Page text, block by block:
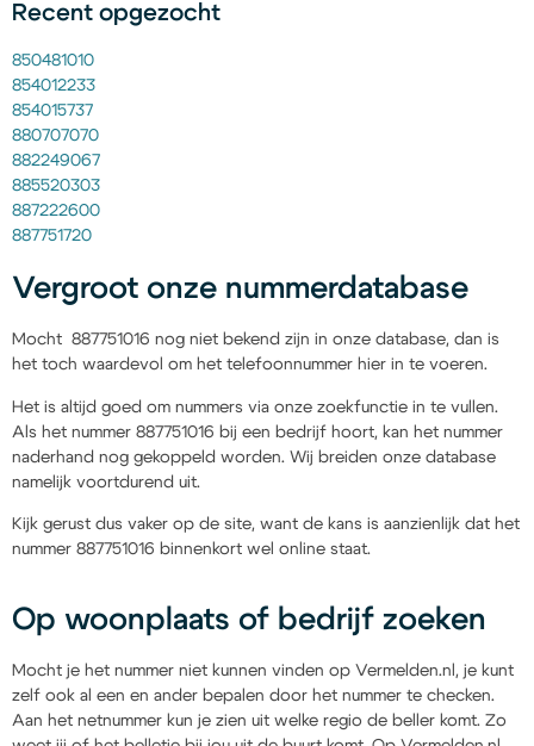
Recent opgezocht
850481010
854012233
854015737
880707070
882249067
885520303
887222600
887751720
Vergroot onze nummerdatabase
Mocht 887751016 nog niet bekend zijn in onze database, dan is
het toch waardevol om het telefoonnummer hier in te voeren.
Het is altijd goed om nummers via onze zoekfunctie in te vullen.
Als het nummer 887751016 bij een bedrijf hoort, kan het nummer
naderhand nog gekoppeld worden. Wij breiden onze database
namelijk voortdurend uit.
Kijk gerust dus vaker op de site, want de kans is aanzienlijk dat het
nummer 887751016 binnenkort wel online staat.
Op woonplaats of bedrijf zoeken
Mocht je het nummer niet kunnen vinden op Vermelden.nl, je kunt
zelf ook al een en ander bepalen door het nummer te checken.
Aan het netnummer kun je zien uit welke regio de beller komt. Zo